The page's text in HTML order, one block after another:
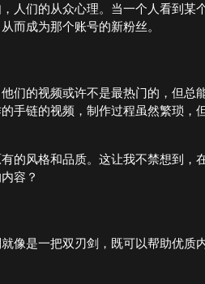
人们的从众心理。当一个人看到某
而成为那个账号的新粉丝。
们的视频或许不是最热门的，但总
手链的视频，制作过程虽然繁琐，
的风格和品质。这让我不禁想到，
容？
像是一把双刃剑，既可以帮助优质